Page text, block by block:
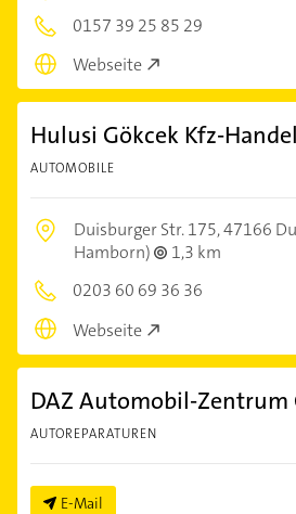
0157 39 25 85 29
Webseite
Hulusi Gökcek Kfz-Handel
AUTOMOBILE
Duisburger Str. 175,47166
Hamborn)
1,3 km
0203 60 69 36 36
Webseite
DAZ Automobil-Zentrum
AUTOREPARATUREN
E-Mail